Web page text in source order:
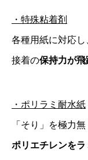
・特殊粘着剤
各種用紙に対応し
接着の保持力が
・ポリラミ耐水紙
「そり」を極力
ポリエチレンをラ